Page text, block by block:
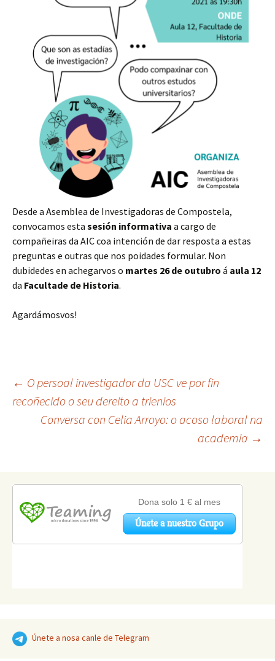
Desde a Asemblea de Investigadoras de Compostela,
convocamos esta sesión informativa a cargo de
compañeiras da AIC coa intención de dar resposta a estas
preguntas e outras que nos poidades formular. Non
dubidedes en achegarvos o martes 26 de outubro á aula 12
da Facultade de Historia.
Agardámosvos!
Navegación
← O persoal investigador da USC ve por fin
recoñecido o seu dereito a trienios
Conversa con Celia Arroyo: o acoso laboral na
academia →
Únete a nosa canle de Telegram